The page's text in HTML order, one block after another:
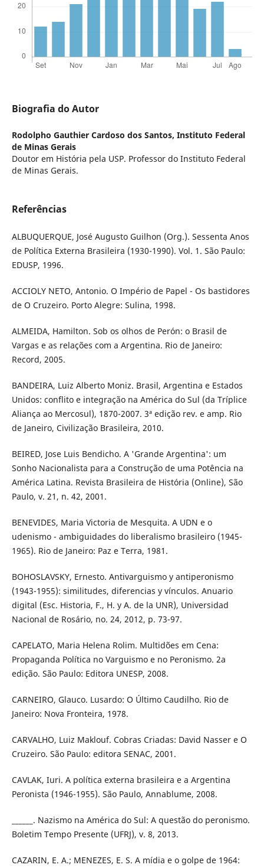
Biografia do Autor
Rodolpho Gauthier Cardoso dos Santos, Instituto Federal
de Minas Gerais
Doutor em História pela USP. Professor do Instituto Federal
de Minas Gerais.
Referências
ALBUQUERQUE, José Augusto Guilhon (Org.). Sessenta Anos
de Política Externa Brasileira (1930-1990). Vol. 1. São Paulo:
EDUSP, 1996.
ACCIOLY NETO, Antonio. O Império de Papel - Os bastidores
de O Cruzeiro. Porto Alegre: Sulina, 1998.
ALMEIDA, Hamilton. Sob os olhos de Perón: o Brasil de
Vargas e as relações com a Argentina. Rio de Janeiro:
Record, 2005.
BANDEIRA, Luiz Alberto Moniz. Brasil, Argentina e Estados
Unidos: conflito e integração na América do Sul (da Tríplice
Aliança ao Mercosul), 1870-2007. 3ª edição rev. e amp. Rio
de Janeiro, Civilização Brasileira, 2010.
BEIRED, Jose Luis Bendicho. A 'Grande Argentina': um
Sonho Nacionalista para a Construção de uma Potência na
América Latina. Revista Brasileira de História (Online), São
Paulo, v. 21, n. 42, 2001.
BENEVIDES, Maria Victoria de Mesquita. A UDN e o
udenismo - ambiguidades do liberalismo brasileiro (1945-
1965). Rio de Janeiro: Paz e Terra, 1981.
BOHOSLAVSKY, Ernesto. Antivarguismo y antiperonismo
(1943-1955): similitudes, diferencias y vínculos. Anuario
digital (Esc. Historia, F., H. y A. de la UNR), Universidad
Nacional de Rosário, no. 24, 2012, p. 73-97.
CAPELATO, Maria Helena Rolim. Multidões em Cena:
Propaganda Política no Varguismo e no Peronismo. 2a
edição. São Paulo: Editora UNESP, 2008.
CARNEIRO, Glauco. Lusardo: O Último Caudilho. Rio de
Janeiro: Nova Fronteira, 1978.
CARVALHO, Luiz Maklouf. Cobras Criadas: David Nasser e O
Cruzeiro. São Paulo: editora SENAC, 2001.
CAVLAK, Iuri. A política externa brasileira e a Argentina
Peronista (1946-1955). São Paulo, Annablume, 2008.
______. Nazismo na América do Sul: A questão do peronismo.
Boletim Tempo Presente (UFRJ), v. 8, 2013.
CAZARIN, E. A.; MENEZES, E. S. A mídia e o golpe de 1964: